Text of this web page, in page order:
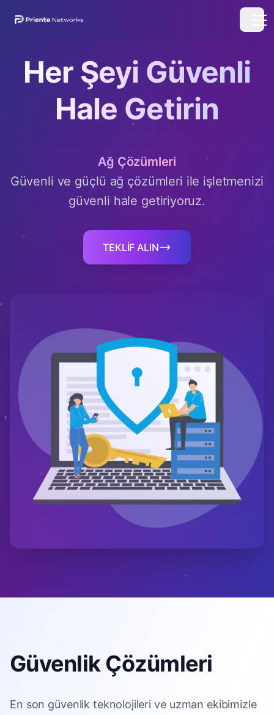
Her Şeyi Güvenli
Hale Getirin
Ağ Çözümleri
Güvenli ve güçlü ağ çözümleri ile işletmenizi
güvenli hale getiriyoruz.
TEKLİF ALIN
Güvenlik Çözümleri
En son güvenlik teknolojileri ve uzman ekibimizle